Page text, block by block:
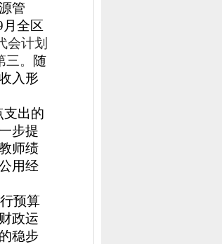
管
月全区
会计划
。 随
入形
支出的
步提
师绩
用经
预算
政运
稳步